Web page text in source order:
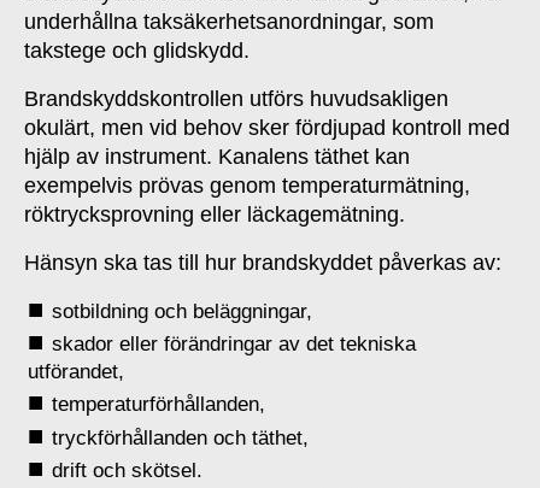
underhållna taksäkerhetsanordningar, som
takstege och glidskydd.
Brandskyddskontrollen utförs huvudsakligen
okulärt, men vid behov sker fördjupad kontroll med
hjälp av instrument. Kanalens täthet kan
exempelvis prövas genom temperaturmätning,
röktrycksprovning eller läckagemätning.
Hänsyn ska tas till hur brandskyddet påverkas av:
sotbildning och beläggningar,
skador eller förändringar av det tekniska
utförandet,
temperaturförhållanden,
tryckförhållanden och täthet,
drift och skötsel.